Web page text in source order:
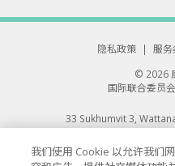
隐私政策 | 服务
© 2026
国际联合委员
33 Sukhumvit 3,
All
我们使用 Cookie 以允许我们